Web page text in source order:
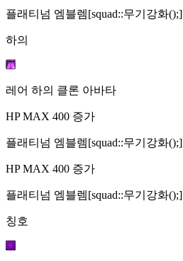
플래티넘 엠블렘[squad::무기강화();]
하의
레어 하의 클론 아바타
HP MAX 400 증가
플래티넘 엠블렘[squad::무기강화();]
HP MAX 400 증가
플래티넘 엠블렘[squad::무기강화();]
칭호